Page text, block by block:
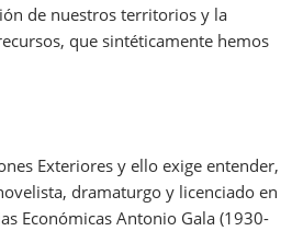
de nuestros territorios y la
que sintéticamente hemos
Exteriores y ello exige entender,
dramaturgo y licenciado en
Económicas Antonio Gala (1930-